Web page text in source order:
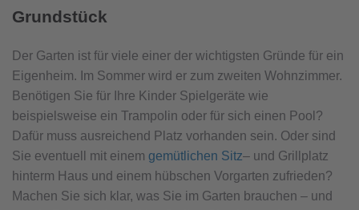
Grundstück
Der Garten ist für viele einer der wichtigsten Gründe für ein
Eigenheim. Im Sommer wird er zum zweiten Wohnzimmer.
Benötigen Sie für Ihre Kinder Spielgeräte wie
beispielsweise ein Trampolin oder für sich einen Pool?
Dafür muss ausreichend Platz vorhanden sein. Oder sind
Sie eventuell mit einem gemütlichen Sitz– und Grillplatz
hinterm Haus und einem hübschen Vorgarten zufrieden?
Machen Sie sich klar, was Sie im Garten brauchen – und